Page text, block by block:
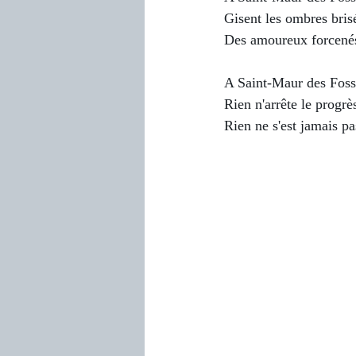
Gisent les ombres
Des amoureux
A Saint-Maur des
Rien n'arrête le
Rien ne s'est jamais